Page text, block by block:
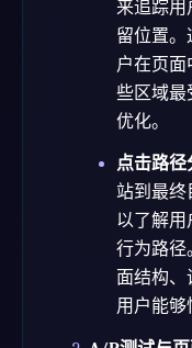
来追踪用
留位置。
户在页
些区域最
优化。
点击路径
站到最终
以了解用
行为路径
面结构、
用户能够